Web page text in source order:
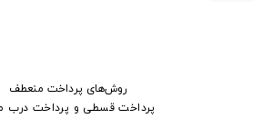
روش‌های پرداخت منعطف
پرداخت قسطی و پرداخت درب